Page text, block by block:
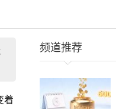
着
频道推荐